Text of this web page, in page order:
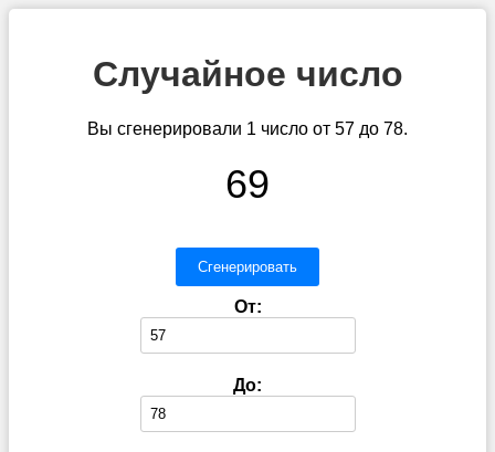
Случайное число
Вы сгенерировали 1 число от 57 до 78.
69
Сгенерировать
От:
До: